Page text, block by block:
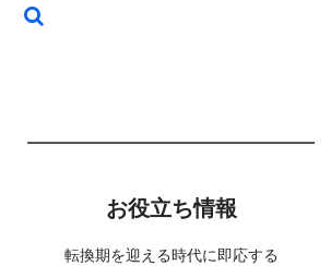
お役立ち情報
転換期を迎える時代に即応する